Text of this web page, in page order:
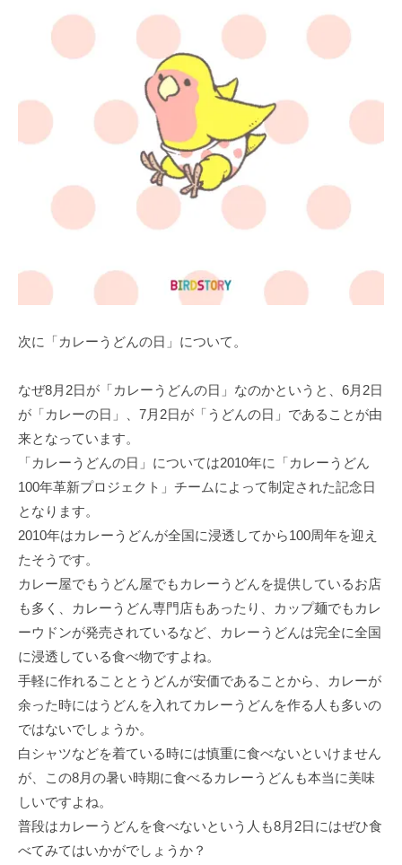
次に「カレーうどんの日」について。
なぜ8月2日が「カレーうどんの日」なのかというと、6月2日
が「カレーの日」、7月2日が「うどんの日」であることが由
来となっています。
「カレーうどんの日」については2010年に「カレーうどん
100年革新プロジェクト」チームによって制定された記念日
となります。
2010年はカレーうどんが全国に浸透してから100周年を迎え
たそうです。
カレー屋でもうどん屋でもカレーうどんを提供しているお店
も多く、カレーうどん専門店もあったり、カップ麺でもカレ
ーウドンが発売されているなど、カレーうどんは完全に全国
に浸透している食べ物ですよね。
手軽に作れることとうどんが安価であることから、カレーが
余った時にはうどんを入れてカレーうどんを作る人も多いの
ではないでしょうか。
白シャツなどを着ている時には慎重に食べないといけません
が、この8月の暑い時期に食べるカレーうどんも本当に美味
しいですよね。
普段はカレーうどんを食べないという人も8月2日にはぜひ食
べてみてはいかがでしょうか？